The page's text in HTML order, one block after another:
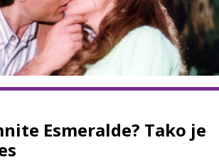
Esmeralde? Tako je